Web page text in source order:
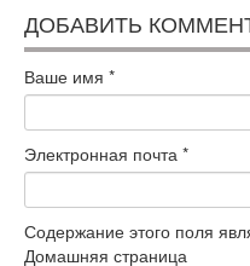
ДОБАВИТЬ
Ваше имя *
Электронная почта *
Содержание этого поля
Домашняя страница